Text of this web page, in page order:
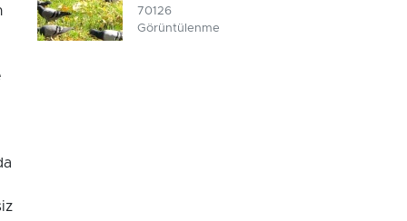
70126
Görüntülenme